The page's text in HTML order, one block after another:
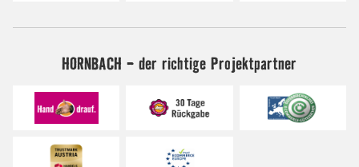
HORNBACH - der richtige Projektpartner